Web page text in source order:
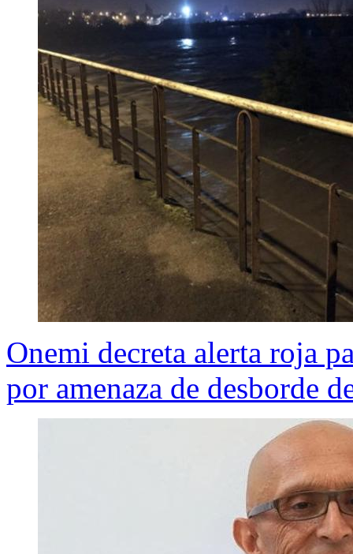
Onemi decreta alerta roja
por amenaza de desborde